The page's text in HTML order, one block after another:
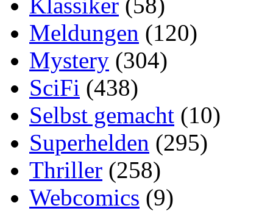
Meldungen (120)
Mystery (304)
SciFi (438)
Selbst gemacht (10)
Superhelden (295)
Thriller (258)
Webcomics (9)